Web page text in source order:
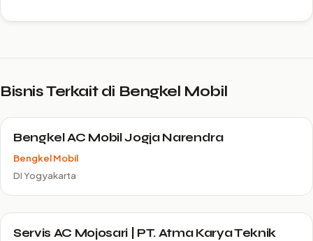
Bisnis Terkait di Bengkel Mobil
Bengkel AC Mobil Jogja Narendra
Bengkel Mobil
DI Yogyakarta
Servis AC Mojosari | PT. Atma Karya Teknik